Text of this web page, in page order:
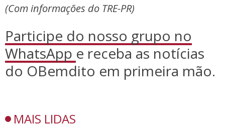
(Com informações do TRE-PR)
Participe do nosso grupo no
WhatsApp e receba as notícias
do OBemdito em primeira mão.
MAIS LIDAS